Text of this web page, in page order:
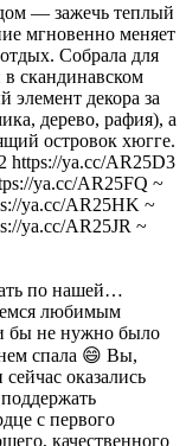
— зажечь теплый
мгновенно меняет
Собрала для
скандинавском
элемент декора за
дерево, рафия), а
островок хюгге.
https://ya.cc/AR25D3
ya.cc/AR25FQ ~
ya.cc/AR25HK ~
ya.cc/AR25JR ~
по нашей…
любимым
бы не нужно было
спала 😄 Вы,
оказались
с первого
качественного